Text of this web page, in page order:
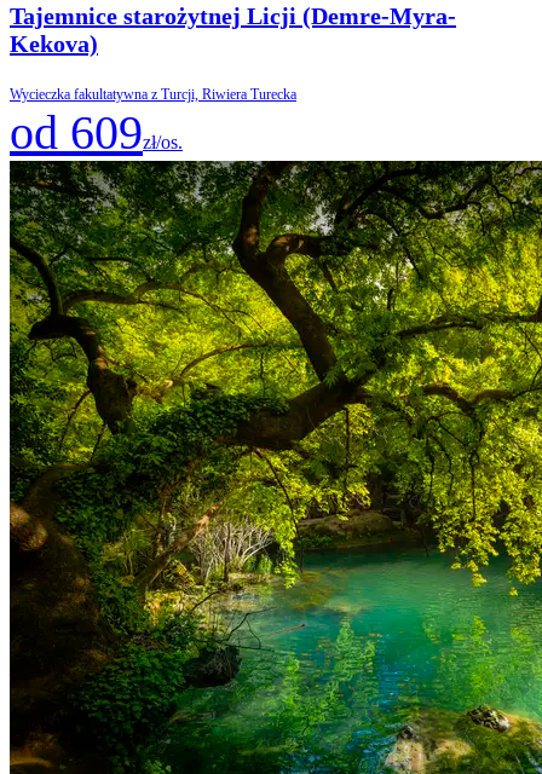
Tajemnice starożytnej Licji (Demre-Myra-
Kekova)
Wycieczka fakultatywna z Turcji, Riwiera Turecka
od 609zł/os.